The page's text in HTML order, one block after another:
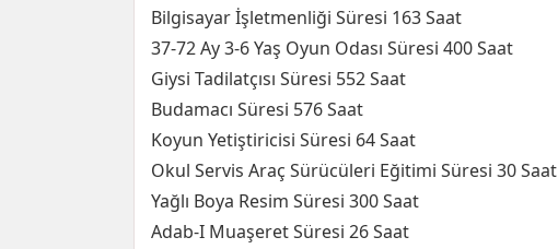
Bilgisayar İşletmenliği Süresi 163 Saat
37-72 Ay 3-6 Yaş Oyun Odası Süresi 400 Saat
Giysi Tadilatçısı Süresi 552 Saat
Budamacı Süresi 576 Saat
Koyun Yetiştiricisi Süresi 64 Saat
Okul Servis Araç Sürücüleri Eğitimi Süresi 30 Saat
Yağlı Boya Resim Süresi 300 Saat
Adab-I Muaşeret Süresi 26 Saat